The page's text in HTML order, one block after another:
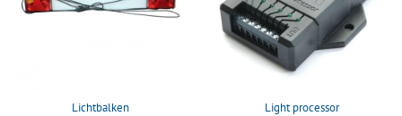
Lichtbalken Light processor